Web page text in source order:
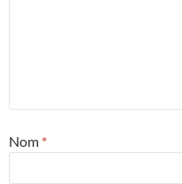
Nom *